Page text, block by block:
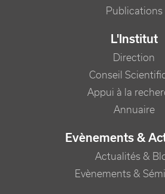
Publications
L'Institut
Direction
Conseil
Appui à la
Annuaire
Evènements &
Actualités &
Evènements &